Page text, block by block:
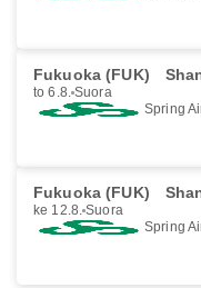
Fukuoka (FUK)
to 6.8. Suora
Spring
Fukuoka (FUK)
ke 12.8. Suora
Spring